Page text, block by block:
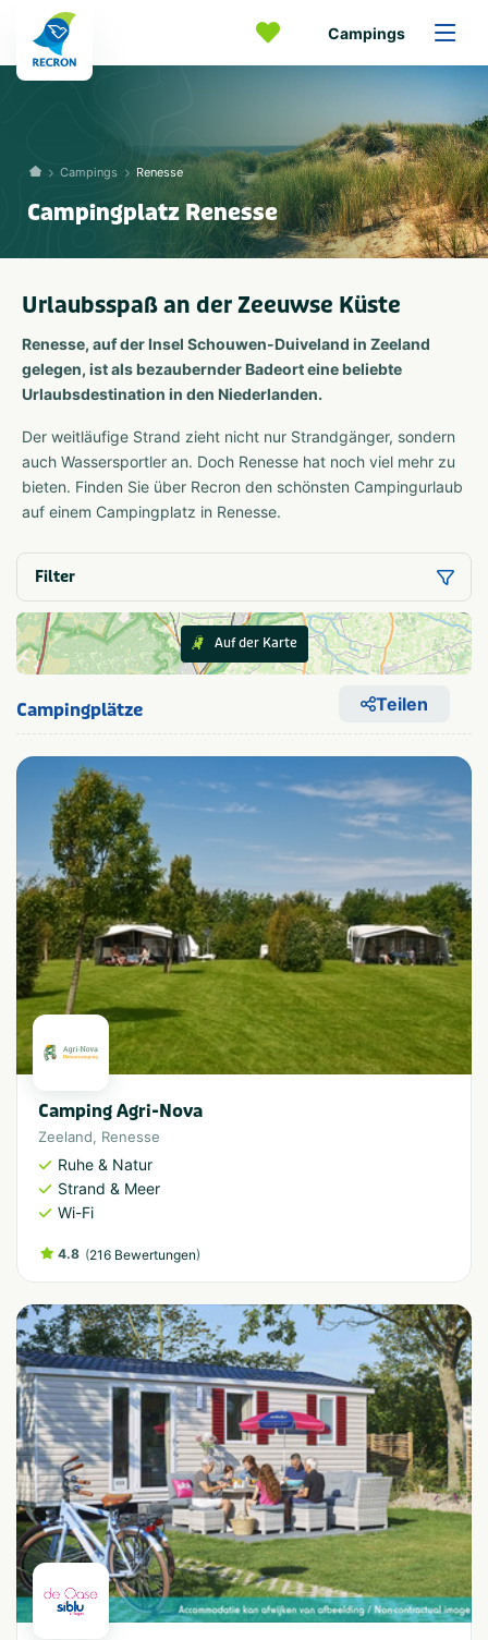
Campings
Campings Renesse
Campingplatz Renesse
Urlaubsspaß an der Zeeuwse Küste
Renesse, auf der Insel Schouwen-Duiveland in Zeeland
gelegen, ist als bezaubernder Badeort eine beliebte
Urlaubsdestination in den Niederlanden.
Der weitläufige Strand zieht nicht nur Strandgänger, sondern
auch Wassersportler an. Doch Renesse hat noch viel mehr zu
bieten. Finden Sie über Recron den schönsten Campingurlaub
auf einem Campingplatz in Renesse.
Filter
Auf der Karte
Campingplätze Teilen
Camping Agri-Nova
Zeeland, Renesse
Ruhe & Natur
Strand & Meer
Wi-Fi
4.8 (216 Bewertungen)